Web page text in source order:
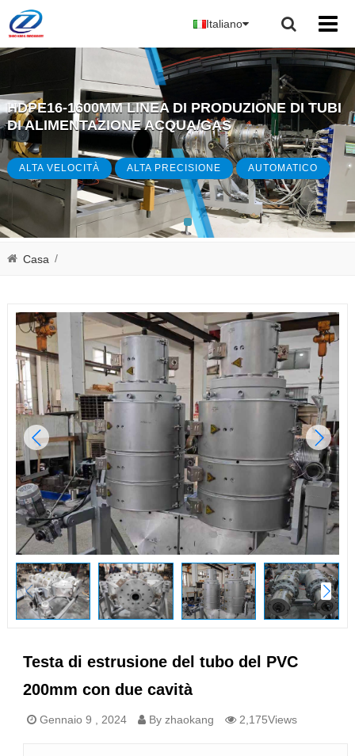
Italiano
HDPE16-1600MM LINEA DI PRODUZIONE DI TUBI
DI ALIMENTAZIONE ACQUA/GAS
ALTA VELOCITÀ ALTA PRECISIONE AUTOMATICO
Casa /
Testa di estrusione del tubo del PVC
200mm con due cavità
Gennaio 9 , 2024 By zhaokang 2,175Views